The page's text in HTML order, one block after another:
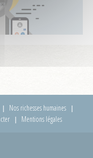
Nos richesses humaines
Mentions légales